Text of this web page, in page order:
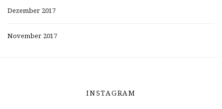
Dezember 2017
November 2017
INSTAGRAM